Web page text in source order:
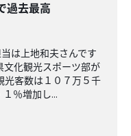
去最高
は上地和夫さんです
文化観光スポーツ部が
光客数は１０７万５千
％増加し...